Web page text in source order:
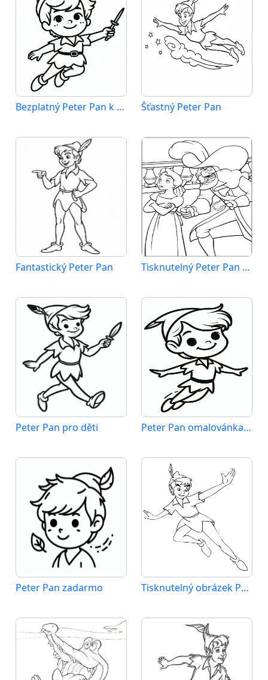
Bezplatný Peter Pan k vytištění Šťastný Peter Pan
Fantastický Peter Pan Tisknutelný Peter Pan zadarmo
Peter Pan pro děti Peter Pan omalovánka zdarma
Peter Pan zadarmo Tisknutelný obrázek Peter Pan